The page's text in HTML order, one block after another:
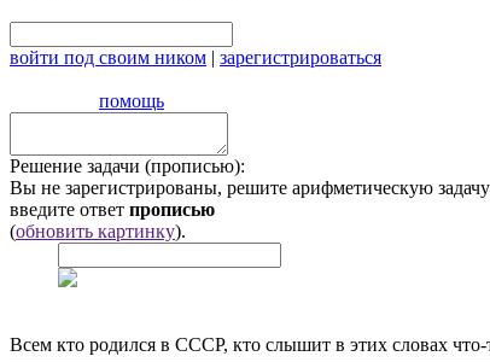
войти под своим ником | зарегистрироваться
помощь
Решение задачи (прописью):
Вы не зарегистрированы, решите арифметическую
введите ответ прописью
(обновить картинку).
Всем кто родился в СССР, кто слышит в этих словах